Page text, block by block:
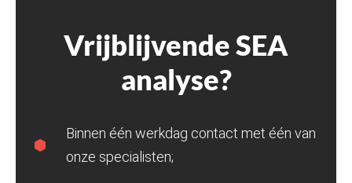
Vrijblijvende SEA
analyse?
Binnen één werkdag contact met één van
onze specialisten;